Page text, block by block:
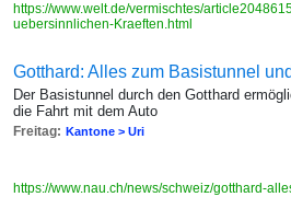
https://www.welt.de/vermischtes/
uebersinnlichen-Kraeften.html
Gotthard: Alles zum Basistunnel
Der Basistunnel durch den Gotthard
die Fahrt mit dem Auto
Freitag: Kantone > Uri
https://www.nau.ch/news/schweiz/gotthard-